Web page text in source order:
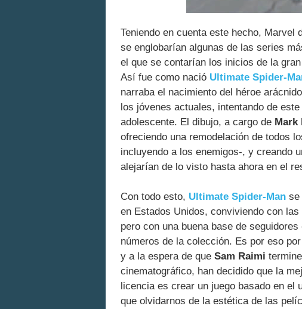
Teniendo en cuenta este hecho, Marvel
se englobarían algunas de las series
el que se contarían los inicios de la
Así fue como nació Ultimate Spider-
narraba el nacimiento del héroe
los jóvenes actuales, intentando de
adolescente. El dibujo, a cargo de Mark
ofreciendo una remodelación de todos
incluyendo a los enemigos-, y creando
alejarían de lo visto hasta ahora en el
Con todo esto, Ultimate Spider-Man se
en Estados Unidos, conviviendo con
pero con una buena base de
números de la colección. Es por eso
y a la espera de que Sam Raimi
cinematográfico, han decidido que la
licencia es crear un juego basado en el
que olvidarnos de la estética de las